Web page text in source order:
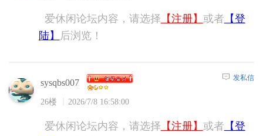
爱休闲论坛内容，请选择 【注册】 或者 【登
陆】
后浏览！
sysqbs007
26楼 2026/7/8 16:58:00
发私信
爱休闲论坛内容，请选择 【注册】 或者 【登